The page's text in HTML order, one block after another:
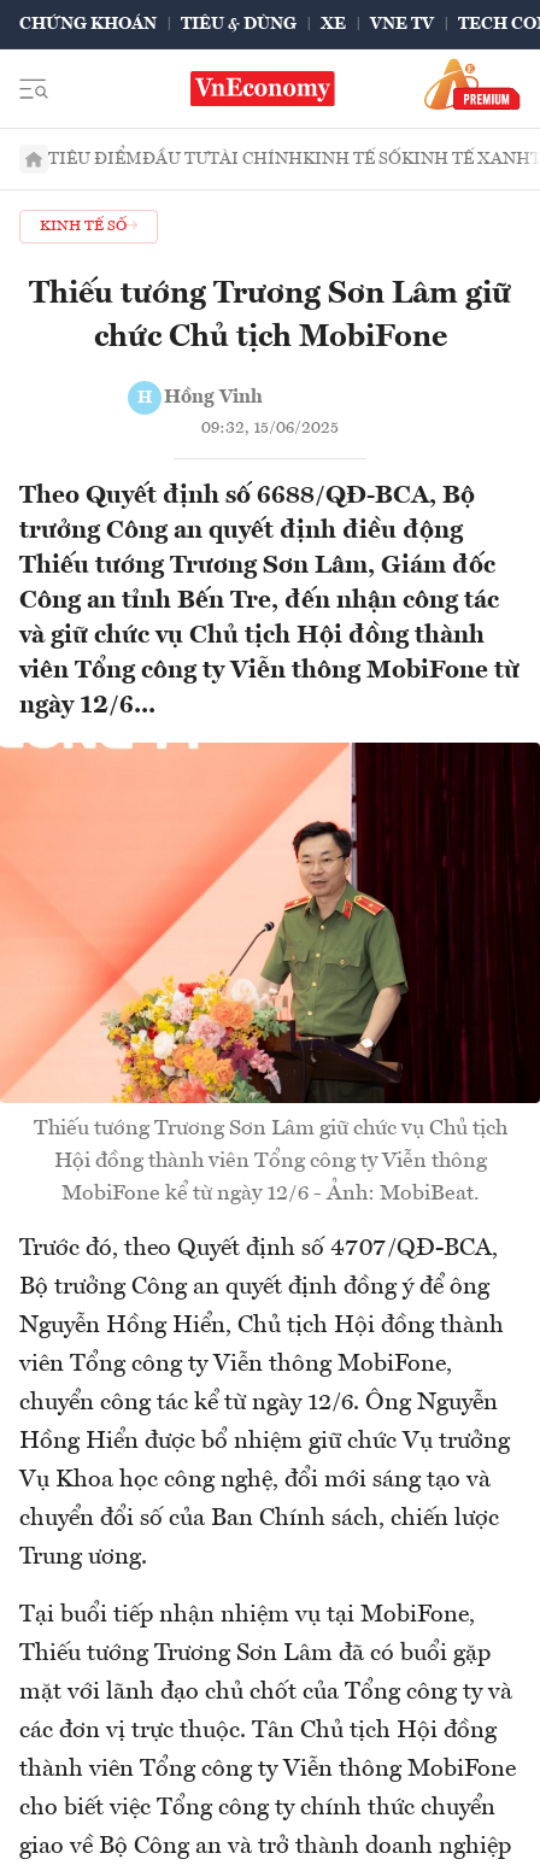
CHỨNG KHOÁN TIÊU & DÙNG XE VNE TV TECH
TIÊU ĐIỂMĐẦU TƯTÀI CHÍNHKINH TẾ SỐKINH TẾ XANH
KINH TẾ SỐ
Thiếu tướng Trương Sơn Lâm giữ
chức Chủ tịch MobiFone
H Hồng Vinh
09:32, 15/06/2025
Theo Quyết định số 6688/QĐ-BCA, Bộ
trưởng Công an quyết định điều động
Thiếu tướng Trương Sơn Lâm, Giám đốc
Công an tỉnh Bến Tre, đến nhận công tác
và giữ chức vụ Chủ tịch Hội đồng thành
viên Tổng công ty Viễn thông MobiFone từ
ngày 12/6...
Thiếu tướng Trương Sơn Lâm giữ chức vụ Chủ tịch
Hội đồng thành viên Tổng công ty Viễn thông
MobiFone kể từ ngày 12/6 - Ảnh: MobiBeat.
Trước đó, theo Quyết định số 4707/QĐ-BCA,
Bộ trưởng Công an quyết định đồng ý để ông
Nguyễn Hồng Hiển, Chủ tịch Hội đồng thành
viên Tổng công ty Viễn thông MobiFone,
chuyển công tác kể từ ngày 12/6. Ông Nguyễn
Hồng Hiển được bổ nhiệm giữ chức Vụ trưởng
Vụ Khoa học công nghệ, đổi mới sáng tạo và
chuyển đổi số của Ban Chính sách, chiến lược
Trung ương.
Tại buổi tiếp nhận nhiệm vụ tại MobiFone,
Thiếu tướng Trương Sơn Lâm đã có buổi gặp
mặt với lãnh đạo chủ chốt của Tổng công ty và
các đơn vị trực thuộc. Tân Chủ tịch Hội đồng
thành viên Tổng công ty Viễn thông MobiFone
cho biết việc Tổng công ty chính thức chuyển
giao về Bộ Công an và trở thành doanh nghiệp